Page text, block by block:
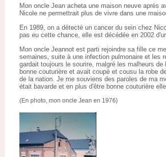
Mon oncle Jean acheta une maison neuve après
Nicole ne permettrait plus de vivre dans une
En 1989, on a détecté un cancer du sein chez
pas eu cette chance, elle est décédée en 2002
Mon oncle Jeannot est parti rejoindre sa fille ce
semaines, suite à une infection pulmonaire et les
gardait toujours le sourire, malgré les malheurs
bonne couturière et avait coupé et cousu la robe
de la nation. Je me souviens des paroles de ma
était bavarde et en plus d'être bonne couturière
(En photo, mon oncle Jean en 1976)